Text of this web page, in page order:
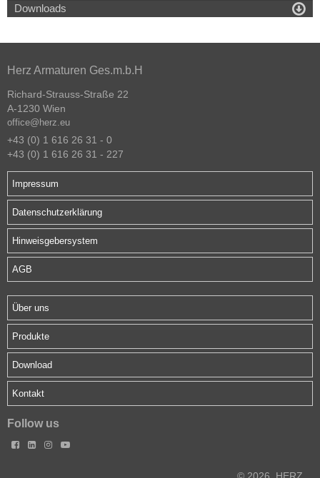
Downloads 
Herz Armaturen Ges.m.b.H
Richard-Strauss-Straße 22
A-1230 Wien
office@herz.eu
+43 (0) 1 616 26 31 - 0
+43 (0) 1 616 26 31 - 227
Impressum
Datenschutzerklärung
Hinweisgebersystem
AGB
Über uns
Produkte
Download
Kontakt
Follow us
   